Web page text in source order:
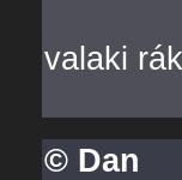
valaki
© Dan